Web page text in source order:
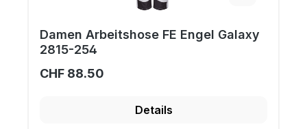
Damen Arbeitshose FE Engel Galaxy
2815-254
CHF 88.50
Details